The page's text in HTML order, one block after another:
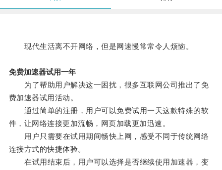
现代生活离不开网络，但是网速慢常常令人烦恼。
免费加速器试用一年
为了帮助用户解决这一困扰，很多互联网公司推出了免
费加速器试用活动。
通过简单的注册，用户可以免费试用一天这款特殊的软
件，让网络连接更加流畅，网页加载更加迅速。
用户只需要在试用期间畅快上网，感受不同于传统网络
连接方式的快捷体验。
在试用结束后，用户可以选择是否继续使用加速器，变